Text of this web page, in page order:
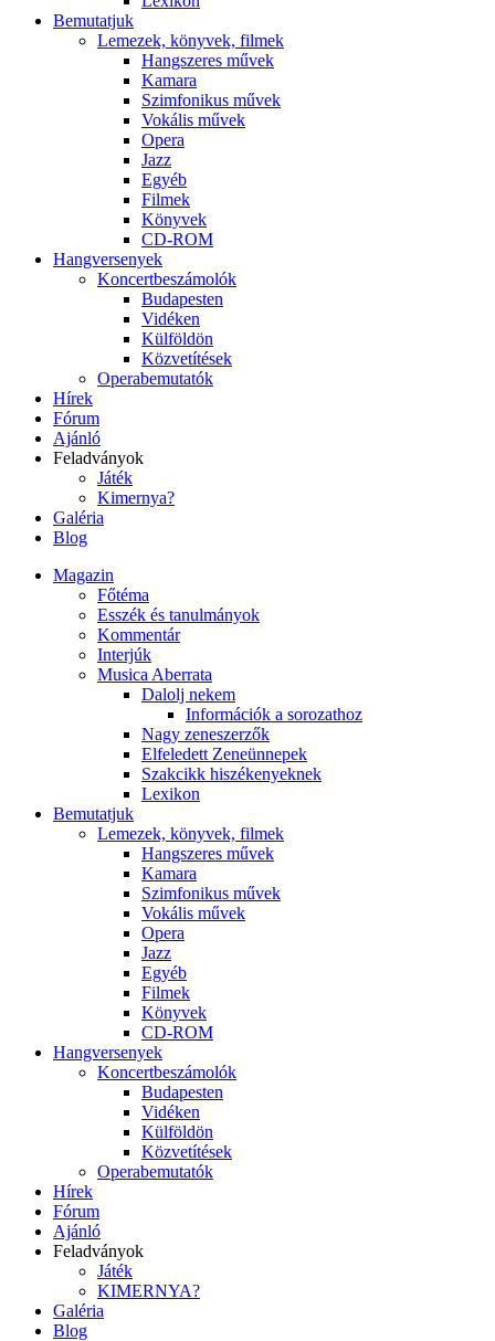
Bemutatjuk
Lemezek, könyvek, filmek
Hangszeres művek
Kamara
Szimfonikus művek
Vokális művek
Opera
Jazz
Egyéb
Filmek
Könyvek
CD-ROM
Hangversenyek
Koncertbeszámolók
Budapesten
Vidéken
Külföldön
Közvetítések
Operabemutatók
Hírek
Fórum
Ajánló
Feladványok
Játék
Kimernya?
Galéria
Blog
Magazin
Főtéma
Esszék és tanulmányok
Kommentár
Interjúk
Musica Aberrata
Dalolj nekem
Információk a sorozathoz
Nagy zeneszerzők
Elfeledett Zeneünnepek
Szakcikk hiszékenyeknek
Lexikon
Bemutatjuk
Lemezek, könyvek, filmek
Hangszeres művek
Kamara
Szimfonikus művek
Vokális művek
Opera
Jazz
Egyéb
Filmek
Könyvek
CD-ROM
Hangversenyek
Koncertbeszámolók
Budapesten
Vidéken
Külföldön
Közvetítések
Operabemutatók
Hírek
Fórum
Ajánló
Feladványok
Játék
KIMERNYA?
Galéria
Blog